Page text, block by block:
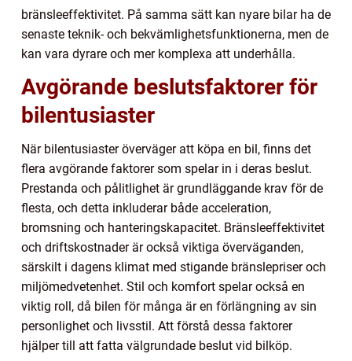
bränsleeffektivitet. På samma sätt kan nyare bilar ha de
senaste teknik- och bekvämlighetsfunktionerna, men de
kan vara dyrare och mer komplexa att underhålla.
Avgörande beslutsfaktorer för
bilentusiaster
När bilentusiaster överväger att köpa en bil, finns det
flera avgörande faktorer som spelar in i deras beslut.
Prestanda och pålitlighet är grundläggande krav för de
flesta, och detta inkluderar både acceleration,
bromsning och hanteringskapacitet. Bränsleeffektivitet
och driftskostnader är också viktiga överväganden,
särskilt i dagens klimat med stigande bränslepriser och
miljömedvetenhet. Stil och komfort spelar också en
viktig roll, då bilen för många är en förlängning av sin
personlighet och livsstil. Att förstå dessa faktorer
hjälper till att fatta välgrundade beslut vid bilköp.